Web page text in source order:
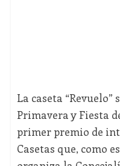
La caseta “Revuelo”
Primavera y Fiesta
primer premio de
Casetas que, como